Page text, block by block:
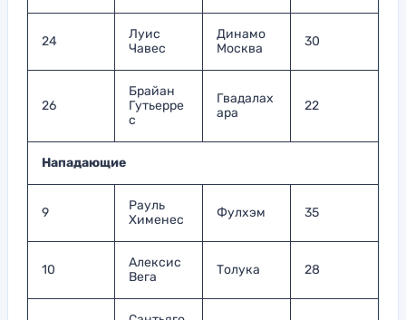
24
Луис
Чавес
Динамо
Москва
30
26
Брайан
Гутьерре
с
Гвадалах
ара
22
Нападающие
9
Рауль
Хименес
Фулхэм 35
10
Алексис
Вега
Толука 28